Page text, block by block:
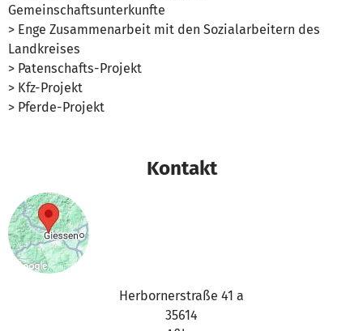
Gemeinschaftsunterkunfte
> Enge Zusammenarbeit mit den Sozialarbeitern des
Landkreises
> Patenschafts-Projekt
> Kfz-Projekt
> Pferde-Projekt
Kontakt
Herbornerstraße 41 a
35614